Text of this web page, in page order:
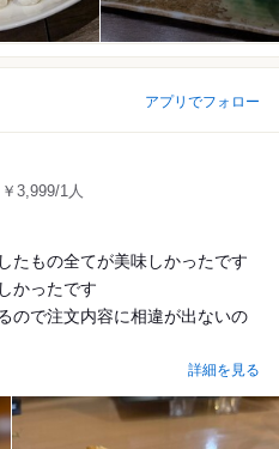
アプリでフォロー
3,999/1人
たもの全てが美味しかったです
かったです
ので注文内容に相違が出ないの
詳細を見る